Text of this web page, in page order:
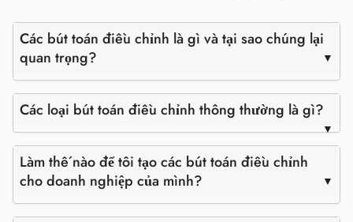
Các bút toán điều chỉnh là gì và tại sao chúng lại
quan trọng?
Các loại bút toán điều chỉnh thông thường là gì?
Làm thế nào để tôi tạo các bút toán điều chỉnh
cho doanh nghiệp của mình?